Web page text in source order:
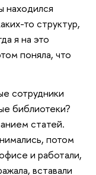
находился
то структур,
я на это
поняла, что
сотрудники
библиотеки?
статей.
потом
и работали,
вставали